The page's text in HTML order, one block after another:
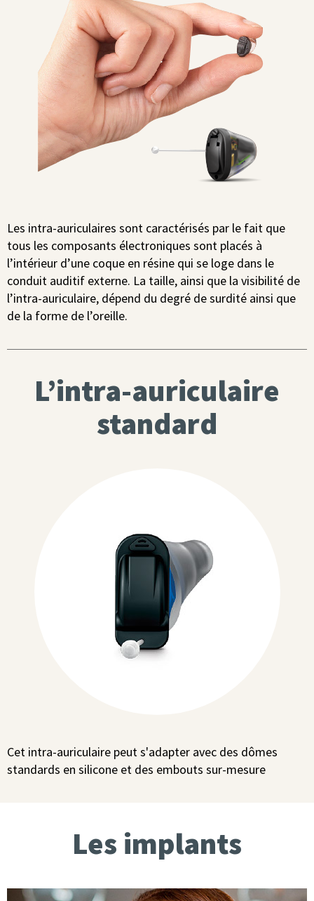
Les intra-auriculaires sont caractérisés par le fait que
tous les composants électroniques sont placés à
l’intérieur d’une coque en résine qui se loge dans le
conduit auditif externe. La taille, ainsi que la visibilité de
l’intra-auriculaire, dépend du degré de surdité ainsi que
de la forme de l’oreille.
L’intra-auriculaire
standard
Cet intra-auriculaire peut s'adapter avec des dômes
standards en silicone et des embouts sur-mesure
Les implants